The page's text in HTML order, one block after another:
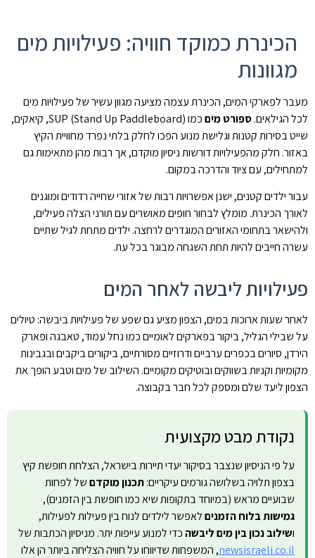
הכינרת כמוקד חוויה: פעילויות מים
מגוונות
מעבר לפארקי המים, הכינרת עצמה מציעה מגוון עשיר של פעילויות מים
לכל הגילאים.ספורט מים
כמו SUP (Stand Up Paddleboard), קיאקים,
שייט בסירות קטנות וגלישת מנוע הפכו לחלק בלתי נפרד מחוויית הקיץ
באזור. חלק מהפעילויות דורשות ניסיון מוקדם, אך רבות מהן מתאימות גם
למתחילים, עם ציוד והדרכה במקום.
עבור ילדים קטנים, ישנן אפשרויות רבות של אזורי שחייה רדודים ומוגנים
לאורך הכינרת. מומלץ לבחור חופים מאושרים עם תורני הצלה פעילים,
ולהישאר בתחומי האזורים המוגדרים לרחצה. ילדים מתחת לגיל שתיים
עשרה חייבים להיות תחת השגחה מבוגר בכל עת.
פעילויות ליבשה לאחר המים
לאחר שעות ארוכות במים, הצפון מציע גם שפע של פעילויות ביבשה: טיולים
על שבילי הגליל, ביקור בפארקים לאומיים כמו נחל עמוד, טאבגה ופארק
הירדן, סיורים בכפרים ערביים ודרוזיים מסורתיים, ביקורים ביקבים ובגבינות
מקומיות וקניות בשווקים ובוטיקים מקומיים. השילוב של מים וטבע הופך את
הצפון ליעד שלם ומספק לכל חבר בקבוצה.
נקודת מבט מקצועית
על פי הניסיון שנצבר בסיקור יעדי תיירות בישראל, הצלחת חופשת קיץ
בצפון תלויה בשלושה גורמים עיקריים:תכנון מוקדםשל לפחות
שבועיים מראש (במיוחד בתקופות שיא כמו חופשת בין הזמנים),
גמישות בלוח הזמניםלאפשר לילדים לנוח בין פעילות לפעילות,
ושילוב נכון בין מים ליבשה כדי למנוע עייפות יתר. מניסיון הכתבות של
newsisraeli.co.il, המשפחות שדיווחו על חוויה הצליחה ביותר הן אלו